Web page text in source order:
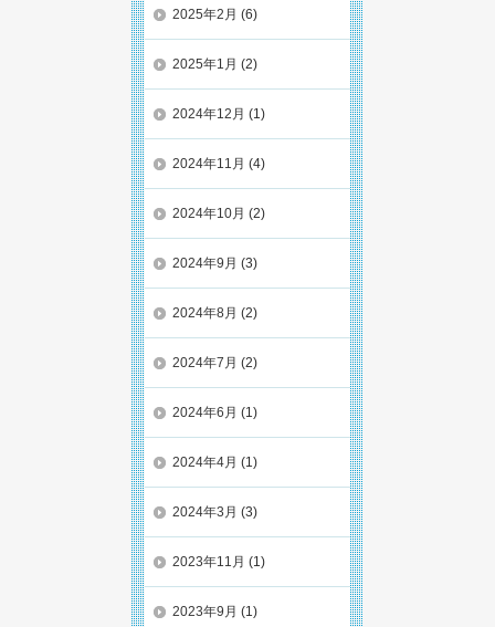
2025年2月 (6)
2025年1月 (2)
2024年12月 (1)
2024年11月 (4)
2024年10月 (2)
2024年9月 (3)
2024年8月 (2)
2024年7月 (2)
2024年6月 (1)
2024年4月 (1)
2024年3月 (3)
2023年11月 (1)
2023年9月 (1)